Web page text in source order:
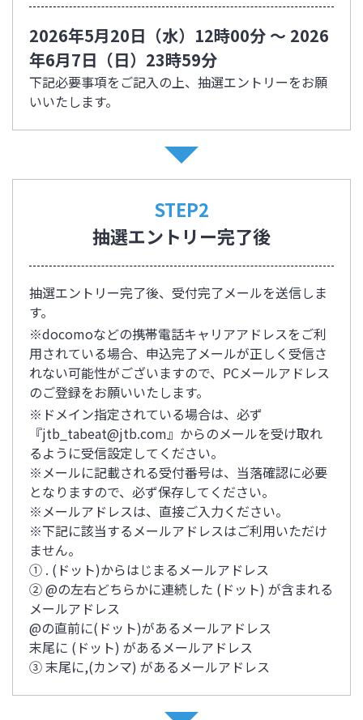
2026年5月20日（水）12時00分 ～ 2026
年6月7日（日）23時59分
下記必要事項をご記入の上、抽選エントリーをお願
いいたします。
STEP2
抽選エントリー完了後
抽選エントリー完了後、受付完了メールを送信しま
す。
※docomoなどの携帯電話キャリアアドレスをご利
用されている場合、申込完了メールが正しく受信さ
れない可能性がございますので、PCメールアドレス
のご登録をお願いいたします。
※ドメイン指定されている場合は、必ず
『jtb_tabeat@jtb.com』からのメールを受け取れ
るように受信設定してください。
※メールに記載される受付番号は、当落確認に必要
となりますので、必ず保存してください。
※メールアドレスは、直接ご入力ください。
※下記に該当するメールアドレスはご利用いただけ
ません。
① . (ドット)からはじまるメールアドレス
② @の左右どちらかに連続した (ドット) が含まれる
メールアドレス
@の直前に(ドット)があるメールアドレス
末尾に (ドット) があるメールアドレス
③ 末尾に,(カンマ) があるメールアドレス